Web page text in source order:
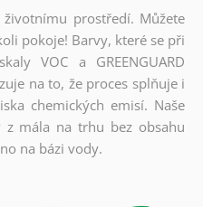
prostředí. Můžete
pokoje! Barvy, které se při
VOC a GREENGUARD
na to, že proces splňuje i
chemických emisí. Naše
z mála na trhu bez obsahu
na bázi vody.